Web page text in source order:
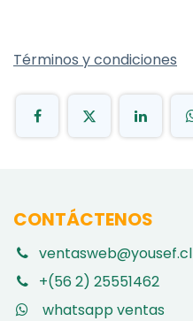
Términos y condiciones
CONTÁCTENOS
ventasweb@yousef.cl
+(56 2) 25551462
whatsapp ventas